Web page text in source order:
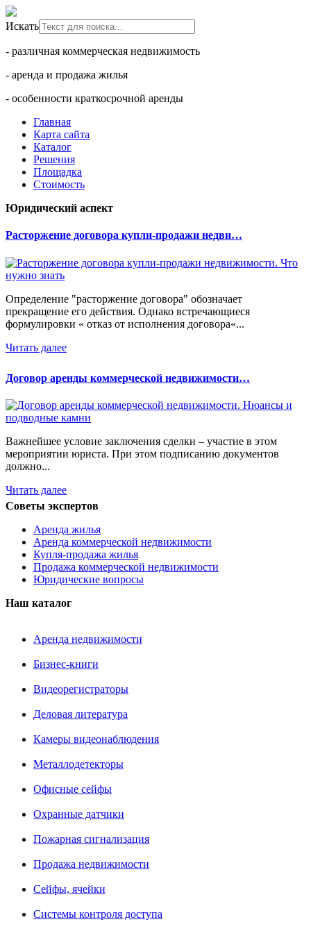
Искать
- различная коммерческая недвижимость
- аренда и продажа жилья
- особенности краткосрочной аренды
Главная
Карта сайта
Каталог
Решения
Площадка
Стоимость
Юридический аспект
Расторжение договора купли-продажи недви…
Определение "расторжение договора" обозначает
прекращение его действия. Однако встречающиеся
формулировки « отказ от исполнения договора«...
Читать далее
Договор аренды коммерческой недвижимости…
Важнейшее условие заключения сделки – участие в этом
мероприятии юриста. При этом подписанию документов
должно...
Читать далее
Советы экспертов
Аренда жилья
Аренда коммерческой недвижимости
Купля-продажа жилья
Продажа коммерческой недвижимости
Юридические вопросы
Наш каталог
Аренда недвижимости
Бизнес-книги
Видеорегистраторы
Деловая литература
Камеры видеонаблюдения
Металлодетекторы
Офисные сейфы
Охранные датчики
Пожарная сигнализация
Продажа недвижимости
Сейфы, ячейки
Системы контроля доступа